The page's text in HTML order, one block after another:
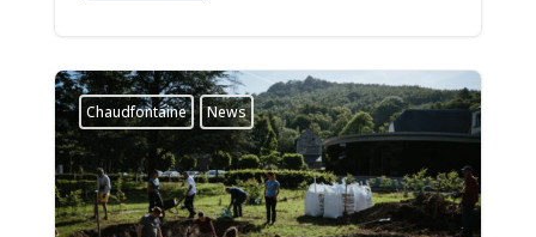
Chaudfontaine News